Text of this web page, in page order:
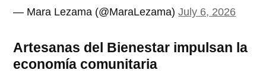
— Mara Lezama (@MaraLezama)July 6, 2026
Artesanas del Bienestar impulsan la
economía comunitaria